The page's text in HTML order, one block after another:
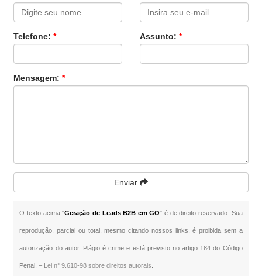
Telefone:* Assunto: *
Mensagem:*
Enviar
O texto acima "Geração de Leads B2B em GO" é de direito reservado. Sua
reprodução, parcial ou total, mesmo citando nossos links, é proibida sem a
autorização do autor. Plágio é crime e está previsto no artigo 184 do Código
Penal. – Lei n° 9.610-98 sobre direitos autorais